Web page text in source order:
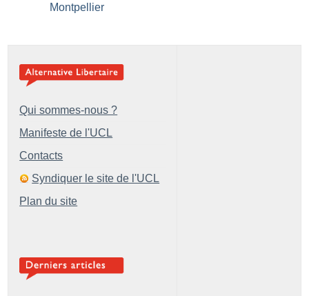
Montpellier
Qui sommes-nous ?
Manifeste de l'UCL
Contacts
Syndiquer le site de l'UCL
Plan du site